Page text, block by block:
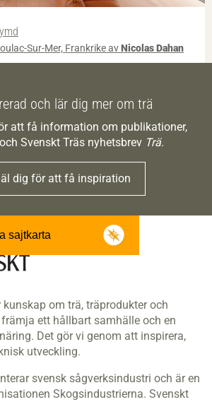
Sur-Mer, Frankrike avNicolas Dahan
och lär dig mer om trä
att få information om publikationer,
Svenskt Träs nyhetsbrev Trä.
dig för att få inspiration
sajtkarta
kunskap om trä, träprodukter och
ett hållbart samhälle och en
Det gör vi genom att inspirera,
utveckling.
svensk sågverksindustri och är en
Skogsindustrierna. Svenskt